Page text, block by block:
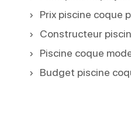
Prix piscine coque
Constructeur
Piscine coque
Budget piscine